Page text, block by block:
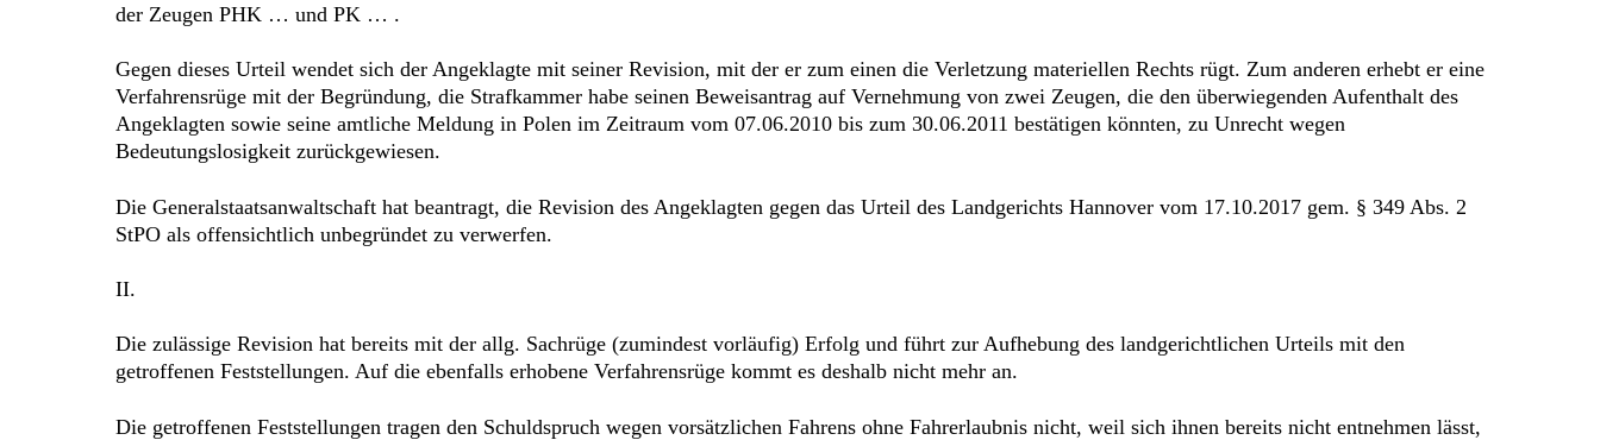
der Zeugen PHK … und PK … .
Gegen dieses Urteil wendet sich der Angeklagte mit seiner Revision, mit der er zum einen die Verletzung materiellen Rechts rügt. Zum anderen erhebt er eine
Verfahrensrüge mit der Begründung, die Strafkammer habe seinen Beweisantrag auf Vernehmung von zwei Zeugen, die den überwiegenden Aufenthalt des
Angeklagten sowie seine amtliche Meldung in Polen im Zeitraum vom 07.06.2010 bis zum 30.06.2011 bestätigen könnten, zu Unrecht wegen
Bedeutungslosigkeit zurückgewiesen.
Die Generalstaatsanwaltschaft hat beantragt, die Revision des Angeklagten gegen das Urteil des Landgerichts Hannover vom 17.10.2017 gem. § 349 Abs. 2
StPO als offensichtlich unbegründet zu verwerfen.
II.
Die zulässige Revision hat bereits mit der allg. Sachrüge (zumindest vorläufig) Erfolg und führt zur Aufhebung des landgerichtlichen Urteils mit den
getroffenen Feststellungen. Auf die ebenfalls erhobene Verfahrensrüge kommt es deshalb nicht mehr an.
Die getroffenen Feststellungen tragen den Schuldspruch wegen vorsätzlichen Fahrens ohne Fahrerlaubnis nicht, weil sich ihnen bereits nicht entnehmen lässt,